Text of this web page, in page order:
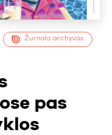
Žurnalo archyvas
pas